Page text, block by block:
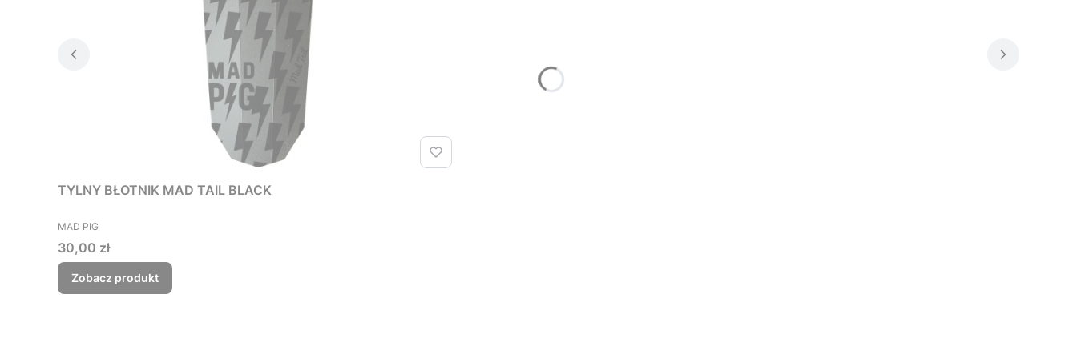
TYLNY BŁOTNIK MAD TAIL BLACK
PRODUCENT
MAD PIG
Cena
30,00 zł
Zobacz produkt